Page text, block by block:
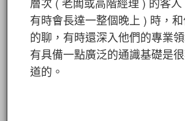
有時會長達一整個晚上 ) 時，
的聊，有時還深入他們的專業
有具備一點廣泛的通識基礎是
道的。